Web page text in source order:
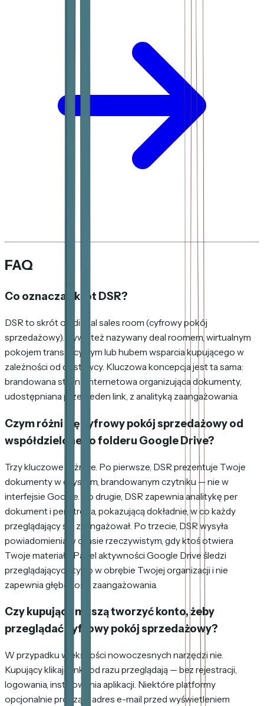
FAQ
Co oznacza skrót DSR?
DSR to skrót od digital sales room (cyfrowy pokój
sprzedażowy). Bywa też nazywany deal roomem, wirtualnym
pokojem transakcyjnym lub hubem wsparcia kupującego w
zależności od dostawcy. Kluczowa koncepcja jest ta sama:
brandowana strona internetowa organizująca dokumenty,
udostępniana przez jeden link, z analityką zaangażowania.
Czym różni się cyfrowy pokój sprzedażowy od
współdzielonego folderu Google Drive?
Trzy kluczowe różnice. Po pierwsze, DSR prezentuje Twoje
dokumenty w czystym, brandowanym czytniku — nie w
interfejsie Google. Po drugie, DSR zapewnia analitykę per
dokument i per strona, pokazującą dokładnie, w co każdy
przeglądający się zaangażował. Po trzecie, DSR wysyła
powiadomienia w czasie rzeczywistym, gdy ktoś otwiera
Twoje materiały. Panel aktywności Google Drive śledzi
przeglądających tylko w obrębie Twojej organizacji i nie
zapewnia głębokości zaangażowania.
Czy kupujący muszą tworzyć konto, żeby
przeglądać cyfrowy pokój sprzedażowy?
W przypadku większości nowoczesnych narzędzi nie.
Kupujący klikają link i od razu przeglądają — bez rejestracji,
logowania, instalowania aplikacji. Niektóre platformy
opcjonalnie proszą o adres e-mail przed wyświetleniem